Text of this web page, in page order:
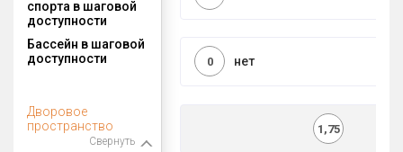
спорта в шаговой
доступности
Бассейн в шаговой
доступности
нет
0
Дворовое
пространство
Свернуть
1,75